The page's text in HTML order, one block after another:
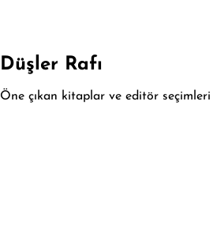
Düşler Rafı
Öne çıkan kitaplar ve editör seçimleri